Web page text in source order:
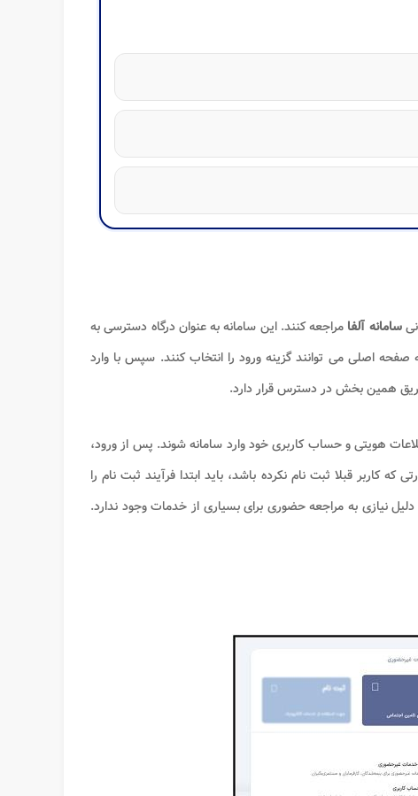
سامانه آلفا مراجعه کنند. این سامانه به عنوان درگاه دسترسی به
صفحه اصلی می توانند گزینه ورود را انتخاب کنند. سپس با وارد
همین بخش در دسترس قرار دارد.
هویتی و حساب کاربری خود وارد سامانه شوند. پس از ورود،
قبلا ثبت نام نکرده باشد، باید ابتدا فرآیند ثبت نام را
نیازی به مراجعه حضوری برای بسیاری از خدمات وجود ندارد.